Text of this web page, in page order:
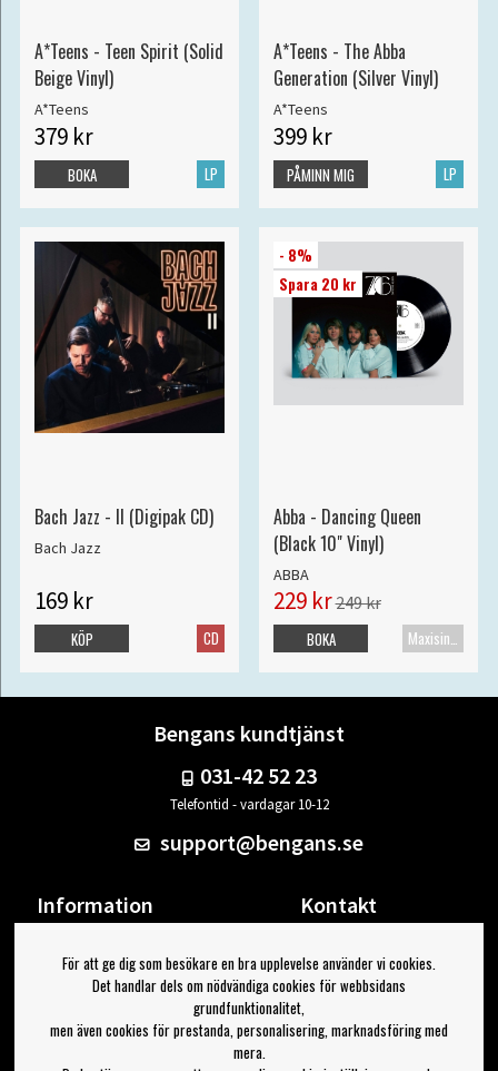
A*Teens - Teen Spirit (Solid
Beige Vinyl)
A*Teens
379 kr
LP
BOKA
A*Teens - The Abba
Generation (Silver Vinyl)
A*Teens
399 kr
LP
PÅMINN MIG
Bach Jazz - II (Digipak CD)
Bach Jazz
169 kr
CD
KÖP
- 8%
Spara 20 kr
Abba - Dancing Queen
(Black 10" Vinyl)
ABBA
229 kr249 kr
Maxisingel
BOKA
Bengans kundtjänst
031-42 52 23
Telefontid - vardagar 10-12
support@bengans.se
Information
Om Bengans
FAQ / Köp- & Leveransvillkor
Kontakt
Din sida
Logga ut
Jag vill ha tips från Bengans
För att ge dig som besökare en bra upplevelse använder vi cookies.
Det handlar dels om nödvändiga cookies för webbsidans
grundfunktionalitet,
men även cookies för prestanda, personalisering, marknadsföring med
mera.